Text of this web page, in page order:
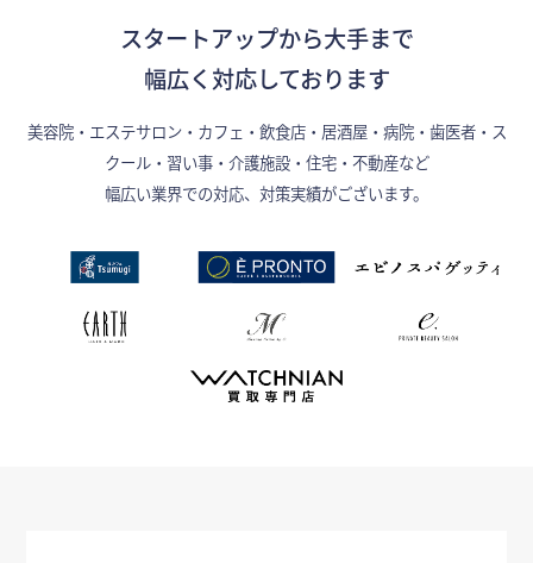
スタートアップから大手まで
幅広く対応しております
美容院・エステサロン・カフェ・飲食店・居酒屋・病院・歯医者・ス
クール・習い事・介護施設・住宅・不動産など
幅広い業界での対応、対策実績がございます。